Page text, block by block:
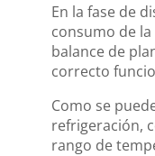
En la fase de
consumo de
balance de
correcto
Como se
refrigeración,
rango de